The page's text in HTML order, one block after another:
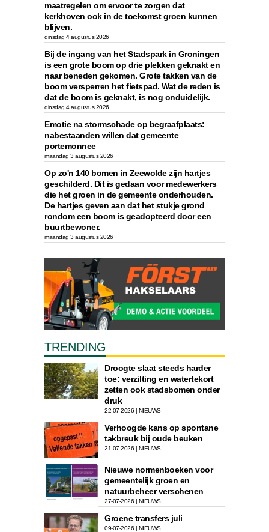
maatregelen om ervoor te zorgen dat
kerkhoven ook in de toekomst groen kunnen
blijven.
dinsdag 4 augustus 2026
Bij de ingang van het Stadspark in Groningen
is een grote boom op drie plekken geknakt en
naar beneden gekomen. Grote takken van de
boom versperren het fietspad. Wat de reden is
dat de boom is geknakt, is nog onduidelijk.
dinsdag 4 augustus 2026
Emotie na stormschade op begraafplaats:
nabestaanden willen dat gemeente
portemonnee
maandag 3 augustus 2026
Op zo'n 140 bomen in Zeewolde zijn hartjes
geschilderd. Dit is gedaan voor medewerkers
die het groen in de gemeente onderhouden.
De hartjes geven aan dat het stukje grond
rondom een boom is geadopteerd door een
buurtbewoner.
maandag 3 augustus 2026
TRENDING
Droogte slaat steeds harder
toe: verzilting en watertekort
zetten ook stadsbomen onder
druk
22-07-2026 | NIEUWS
Verhoogde kans op spontane
takbreuk bij oude beuken
21-07-2026 | NIEUWS
Nieuwe normenboeken voor
gemeentelijk groen en
natuurbeheer verschenen
27-07-2026 | NIEUWS
Groene transfers juli
09-07-2026 | NIEUWS